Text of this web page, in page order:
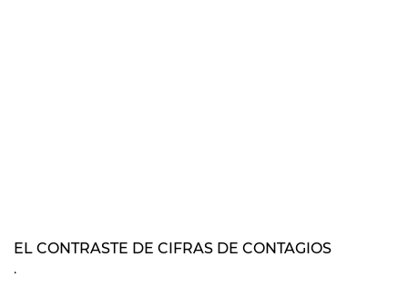
EL CONTRASTE DE CIFRAS DE CONTAGIOS
.